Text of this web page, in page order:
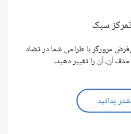
سبک
مرورگر با طراحی شما در تضاد
آن، آن را تغییر دهید.
بدانید